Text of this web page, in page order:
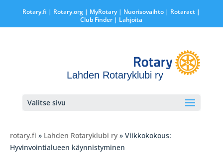
Rotary.fi | Rotary.org | MyRotary | Nuorisovaihto | Rotaract |
Club Finder | Lahjoita
Lahden Rotaryklubi ry
Valitse sivu
rotary.fi » Lahden Rotaryklubi ry » Viikkokokous:
Hyvinvointialueen käynnistyminen